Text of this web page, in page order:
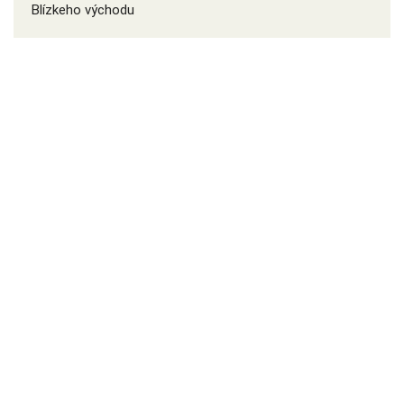
Blízkeho východu